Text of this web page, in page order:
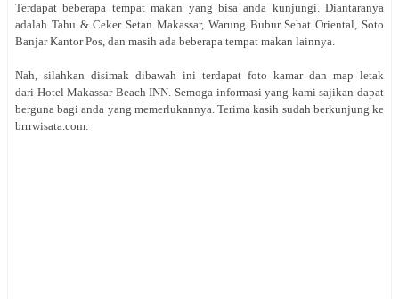
Terdapat beberapa tempat makan yang bisa anda kunjungi. Diantaranya
adalah Tahu & Ceker Setan Makassar, Warung Bubur Sehat Oriental, Soto
Banjar Kantor Pos, dan masih ada beberapa tempat makan lainnya.
Nah, silahkan disimak dibawah ini terdapat foto kamar dan map letak
dari Hotel Makassar Beach INN. Semoga informasi yang kami sajikan dapat
berguna bagi anda yang memerlukannya. Terima kasih sudah berkunjung ke
brrrwisata.com.